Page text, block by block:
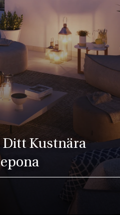
Kustnära